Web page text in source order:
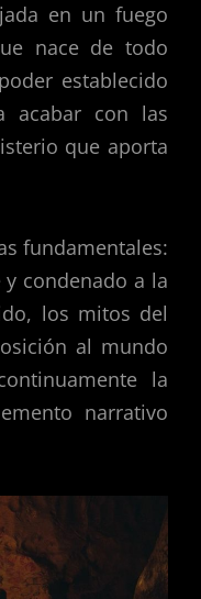
en un fuego
nace de todo
establecido
acabar con las
que aporta
fundamentales:
condenado a la
los mitos del
al mundo
la
narrativo